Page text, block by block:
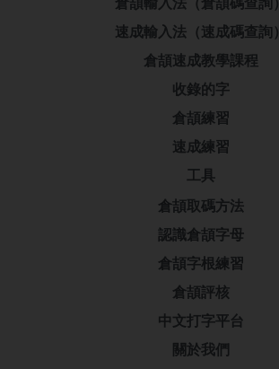
速成輸入法（速成碼查詢）
倉頡速成教學課程
收錄的字
倉頡練習
速成練習
工具
倉頡取碼方法
認識倉頡字母
倉頡字根練習
倉頡評核
中文打字平台
關於我們